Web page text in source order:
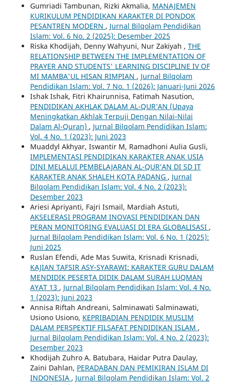
Gumriadi Tambunan, Rizki Akmalia, MANAJEMEN
KURIKULUM PENDIDIKAN KARAKTER DI PONDOK
PESANTREN MODERN , Jurnal Bilqolam Pendidikan
Islam: Vol. 6 No. 2 (2025): Desember 2025
Riska Khodijah, Denny Wahyuni, Nur Zakiyah , THE
RELATIONSHIP BETWEEN THE IMPLEMENTATION OF
PRAYER AND STUDENTS' LEARNING DISCIPLINE IV OF
MI MAMBA'UL HISAN RIMPIAN , Jurnal Bilqolam
Pendidikan Islam: Vol. 7 No. 1 (2026): Januari-Juni 2026
Ishak Ishak, Fitri Khairunnisa, Fatimah Nasution,
PENDIDIKAN AKHLAK DALAM AL-QUR’AN (Upaya
Meningkatkan Akhlak Terpuji Dengan Nilai-Nilai
Dalam Al-Quran) , Jurnal Bilqolam Pendidikan Islam:
Vol. 4 No. 1 (2023): Juni 2023
Muaddyl Akhyar, Iswantir M, Ramadhoni Aulia Gusli,
IMPLEMENTASI PENDIDIKAN KARAKTER ANAK USIA
DINI MELALUI PEMBELAJARAN AL-QUR’AN DI SD IT
KARAKTER ANAK SHALEH KOTA PADANG , Jurnal
Bilqolam Pendidikan Islam: Vol. 4 No. 2 (2023):
Desember 2023
Ariesi Apriyanti, Fajri Ismail, Mardiah Astuti,
AKSELERASI PROGRAM INOVASI PENDIDIKAN DAN
PERAN MONITORING EVALUASI DI ERA GLOBALISASI ,
Jurnal Bilqolam Pendidikan Islam: Vol. 6 No. 1 (2025):
Juni 2025
Ruslan Efendi, Ade Mas Suwita, Krisnadi Krisnadi,
KAJIAN TAFSIR ASY-SYARAWI: KARAKTER GURU DALAM
MENDIDIK PESERTA DIDIK DALAM SURAH LUQMAN
AYAT 13 , Jurnal Bilqolam Pendidikan Islam: Vol. 4 No.
1 (2023): Juni 2023
Annisa Riftah Andreani, Salminawati Salminawati,
Usiono Usiono, KEPRIBADIAN PENDIDIK MUSLIM
DALAM PERSPEKTIF FILSAFAT PENDIDIKAN ISLAM ,
Jurnal Bilqolam Pendidikan Islam: Vol. 4 No. 2 (2023):
Desember 2023
Khodijah Zuhro A. Batubara, Haidar Putra Daulay,
Zaini Dahlan, PERADABAN DAN PEMIKIRAN ISLAM DI
INDONESIA , Jurnal Bilqolam Pendidikan Islam: Vol. 2